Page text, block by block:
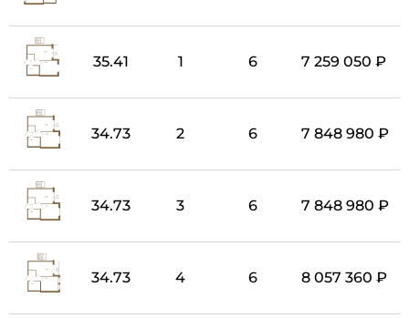
35.41 1 6 7 259 050 ₽
34.73 2 6 7 848 980 ₽
34.73 3 6 7 848 980 ₽
34.73 4 6 8 057 360 ₽